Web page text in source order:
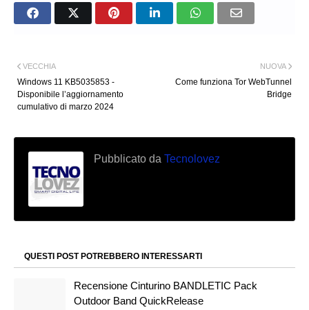
NUOVA
Come funziona Tor WebTunnel
Bridge
VECCHIA
Windows 11 KB5035853 -
Disponibile l’aggiornamento
cumulativo di marzo 2024
Pubblicato da Tecnolovez
QUESTI POST POTREBBERO INTERESSARTI
Recensione Cinturino BANDLETIC Pack
Outdoor Band QuickRelease